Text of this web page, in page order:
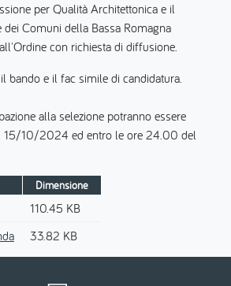
per Qualità Architettonica e il
dei Comuni della Bassa Romagna
con richiesta di diffusione.
bando e il fac simile di candidatura.
alla selezione potranno essere
15/10/2024 ed entro le ore 24.00 del
Dimensione
110.45 KB
33.82 KB